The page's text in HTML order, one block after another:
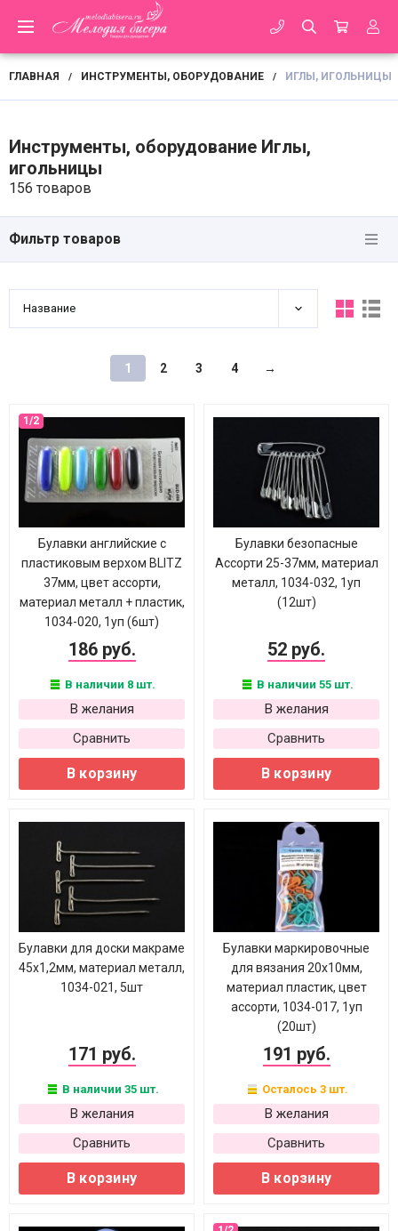
ГЛАВНАЯ / ИНСТРУМЕНТЫ, ОБОРУДОВАНИЕ / ИГЛЫ, ИГОЛЬНИЦЫ
Инструменты, оборудование Иглы,
игольницы
156 товаров
Фильтр товаров
Название
1 2 3 4 →
Булавки английские с
пластиковым верхом BLITZ
37мм, цвет ассорти,
материал металл + пластик,
1034-020, 1уп (6шт)
186 руб.
В наличии 8 шт.
В желания
Сравнить
В корзину
Булавки безопасные
Ассорти 25-37мм, материал
металл, 1034-032, 1уп
(12шт)
52 руб.
В наличии 55 шт.
В желания
Сравнить
В корзину
Булавки для доски макраме
45х1,2мм, материал металл,
1034-021, 5шт
171 руб.
В наличии 35 шт.
В желания
Сравнить
В корзину
Булавки маркировочные
для вязания 20х10мм,
материал пластик, цвет
ассорти, 1034-017, 1уп
(20шт)
191 руб.
Осталось 3 шт.
В желания
Сравнить
В корзину